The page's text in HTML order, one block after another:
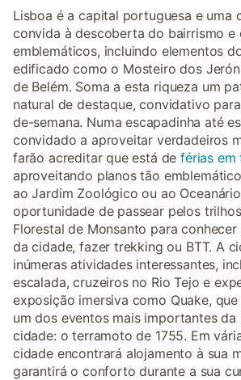
Lisboa é a capital portuguesa e uma
convida à descoberta do bairrismo e
emblemáticos, incluindo elementos
edificado como o Mosteiro dos
de Belém. Soma a esta riqueza um
natural de destaque, convidativo
de-semana. Numa escapadinha até
convidado a aproveitar verdadeiros
farão acreditar que está deférias em
aproveitando planos tão
ao Jardim Zoológico ou ao
oportunidade de passear pelos
Florestal de Monsanto para
da cidade, fazer trekking ou BTT. A
inúmeras atividades interessantes,
escalada, cruzeiros no Rio Tejo e
exposição imersiva como Quake,
um dos eventos mais importantes da
cidade: o terramoto de 1755. Em
cidade encontrará alojamento à sua
garantirá o conforto durante a sua